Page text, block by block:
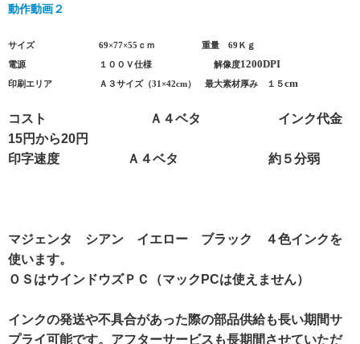
動作動画２
サイズ 69×77×55ｃｍ 重量 69Ｋｇ
電源 １００Ｖ仕様 解像度1200DPI
印刷エリア Ａ３サイズ（31×42cm） 最大素材厚み １５cm
コスト Ａ４ベタ インク代金
15円から20円
印字速度 Ａ４ベタ 約５分弱
マジェンタ シアン イエロー ブラック ４色インクを
使います。
ＯＳはウインドウズＰＣ（マックPCは使えません）
インクの発送や不具合があった際の部品供給も長い期間サ
プライ可能です。アフターサービスも長期間させていただ